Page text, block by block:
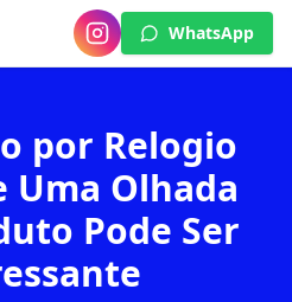
WhatsApp
por Relogio
Uma Olhada
Pode Ser